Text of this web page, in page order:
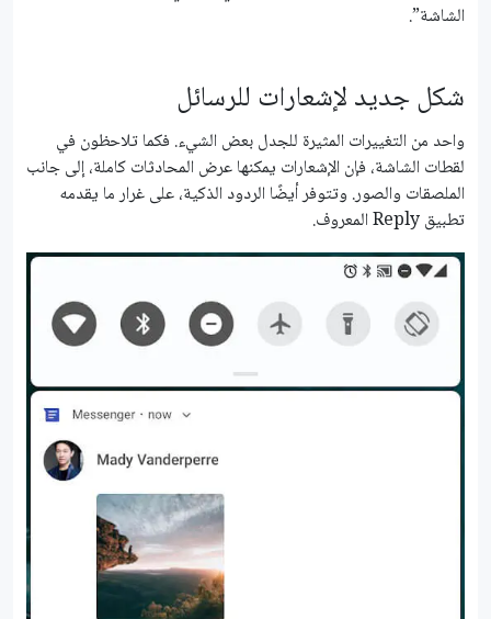
الشاشة”.
شكل جديد لإشعارات للرسائل
واحد من التغييرات المثيرة للجدل بعض الشيء. فكما تلاحظون في
لقطات الشاشة، فإن الإشعارات يمكنها عرض المحادثات كاملة، إلى جانب
الملصقات والصور. وتتوفر أيضًا الردود الذكية، على غرار ما يقدمه
تطبيق Reply المعروف.